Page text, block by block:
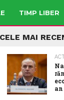
TIMP LIBER
CELE MAI
an